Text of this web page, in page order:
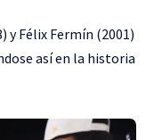
y Félix Fermín (2001)
así en la historia